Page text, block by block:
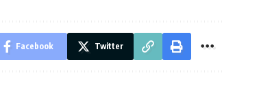
Facebook Twitter